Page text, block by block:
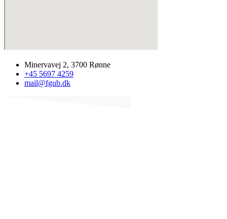
Minervavej 2, 3700 Rønne
+45 5697 4259
mail@fgub.dk